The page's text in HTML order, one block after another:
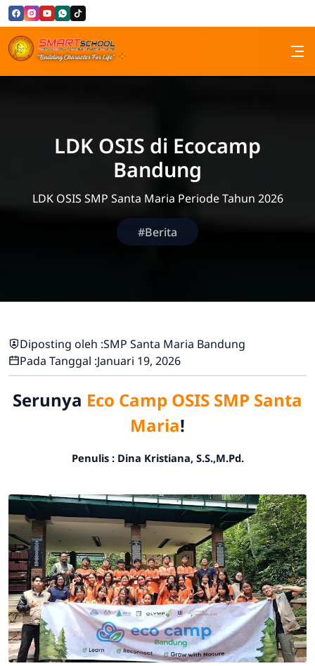
Skip to Content
SMP Santa Maria Bandung
LDK OSIS di Ecocamp
Bandung
LDK OSIS SMP Santa Maria Periode Tahun 2026
#Berita
Diposting oleh :SMP Santa Maria Bandung
Pada Tanggal :Januari 19, 2026
Serunya Eco Camp OSIS SMP Santa
Maria!
Penulis : Dina Kristiana, S.S.,M.Pd.